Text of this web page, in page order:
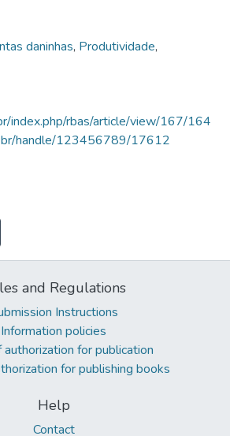
daninhas, Produtividade,
index.php/rbas/article/view/167/164
handle/123456789/17612
and Regulations
Instructions
Information policies
authorization for publication
for publishing books
Help
Contact